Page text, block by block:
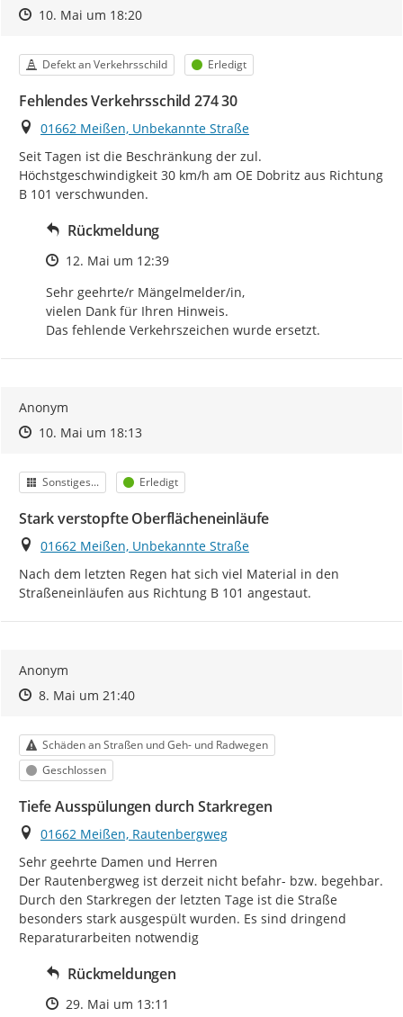
Zeitpunkt des Erstellens
Zeitpunkt des Erstellens
10. Mai um 18:20Zur Äußerung
Kategorie
Defekt an Verkehrsschild Status
Erledigt
Fehlendes Verkehrsschild 274 30
Ort
01662 Meißen, Unbekannte Straße
Seit Tagen ist die Beschränkung der zul.
Höchstgeschwindigkeit 30 km/h am OE Dobritz aus Richtung
B 101 verschwunden.
Rückmeldung
Zeitpunkt des Erstellens
12. Mai um 12:39
Sehr geehrte/r Mängelmelder/in,
vielen Dank für Ihren Hinweis.
Das fehlende Verkehrszeichen wurde ersetzt.
Anonym
Zeitpunkt des Erstellens
Zeitpunkt des Erstellens
10. Mai um 18:13Zur Äußerung
Kategorie
Sonstiges... Status
Erledigt
Stark verstopfte Oberflächeneinläufe
Ort
01662 Meißen, Unbekannte Straße
Nach dem letzten Regen hat sich viel Material in den
Straßeneinläufen aus Richtung B 101 angestaut.
Anonym
Zeitpunkt des Erstellens
Zeitpunkt des Erstellens
8. Mai um 21:40Zur Äußerung
Kategorie
Schäden an Straßen und Geh- und Radwegen
Status
Geschlossen
Tiefe Ausspülungen durch Starkregen
Ort
01662 Meißen, Rautenbergweg
Sehr geehrte Damen und Herren
Der Rautenbergweg ist derzeit nicht befahr- bzw. begehbar.
Durch den Starkregen der letzten Tage ist die Straße
besonders stark ausgespült wurden. Es sind dringend
Reparaturarbeiten notwendig
Rückmeldungen
Zeitpunkt des Erstellens
29. Mai um 13:11